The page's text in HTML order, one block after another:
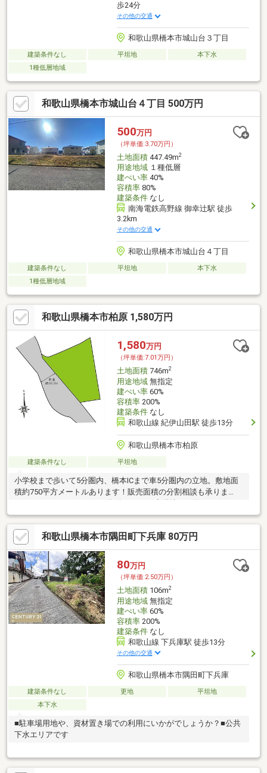
歩24分
その他の交通
和歌山県橋本市城山台３丁目
建築条件なし 平坦地
本下水
1種低層地域
和歌山県橋本市城山台４丁目 500万円
500万円
（坪単価:3.70万円）
土地面積447.49m2
用途地域１種低層
建ぺい率40%
容積率80%
建築条件なし
南海電鉄高野線 御幸辻駅 徒歩
3.2km
その他の交通
和歌山県橋本市城山台４丁目
建築条件なし 平坦地
本下水
1種低層地域
和歌山県橋本市柏原 1,580万円
1,580万円
（坪単価:7.01万円）
土地面積746m2
用途地域無指定
建ぺい率60%
容積率200%
建築条件なし
和歌山線 紀伊山田駅 徒歩13分
和歌山県橋本市柏原
建築条件なし 平坦地
小学校まで歩いて5分圏内、橋本ICまで車5分圏内の立地。敷地面
積約750平方メートルあります！販売面積の分割相談も承りま
す。スローライフのための物件、ぜひ一度現地をご覧ください。
和歌山県橋本市隅田町下兵庫 80万円
80万円
（坪単価:2.50万円）
土地面積106m2
用途地域無指定
建ぺい率60%
容積率200%
建築条件なし
和歌山線 下兵庫駅 徒歩13分
その他の交通
和歌山県橋本市隅田町下兵庫
建築条件なし 更地
平坦地
本下水
■駐車場用地や、資材置き場での利用にいかがでしょうか？■公共
下水エリアです